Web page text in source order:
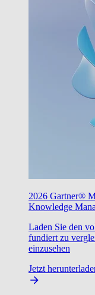
2026 Gartner®
Knowledge
Laden Sie den
fundiert zu
einzusehen
Jetzt